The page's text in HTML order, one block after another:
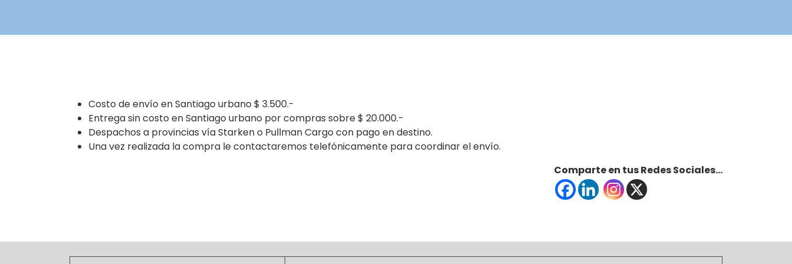
Costo de envío en Santiago urbano $ 3.500.-
Entrega sin costo en Santiago urbano por compras sobre $ 20.000.-
Despachos a provincias vía Starken o Pullman Cargo con pago en destino.
Una vez realizada la compra le contactaremos telefónicamente para coordinar el envío.
Comparte en tus Redes Sociales...